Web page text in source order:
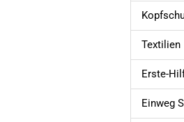
Textilien
Erste-
Einweg